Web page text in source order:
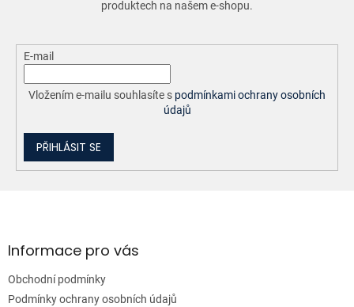
produktech na našem e-shopu.
E-mail
Vložením e-mailu souhlasíte s podmínkami ochrany osobních
údajů
PŘIHLÁSIT SE
aInformace pro vás
Obchodní podmínky
Podmínky ochrany osobních údajů